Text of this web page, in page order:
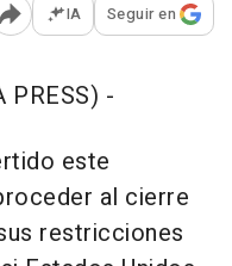
Abrir opciones para
IA Seguir en
PRESS) -
este
al cierre
restricciones